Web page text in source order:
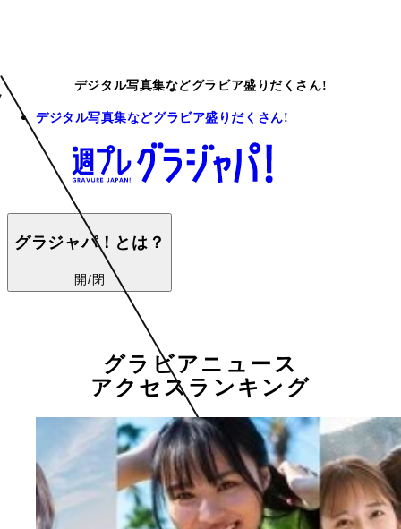
デジタル写真集などグラビア盛りだくさん!
デジタル写真集などグラビア盛りだくさん!
グラジャパ！とは？
開/閉
グラビアニュース
アクセスランキング